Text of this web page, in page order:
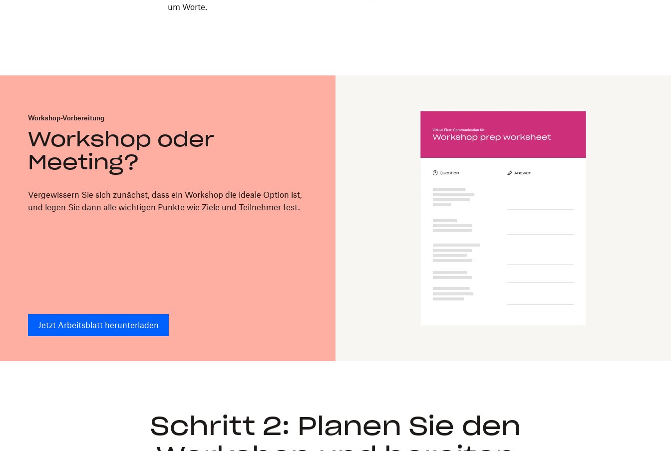
um Worte.
Workshop-Vorbereitung
Workshop oder
Meeting?
Vergewissern Sie sich zunächst, dass ein Workshop die ideale Option ist,
und legen Sie dann alle wichtigen Punkte wie Ziele und Teilnehmer fest.
Jetzt Arbeitsblatt herunterladen
Schritt 2: Planen Sie den